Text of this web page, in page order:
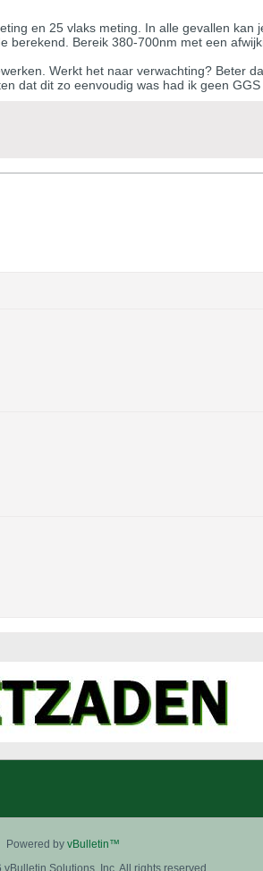
en 25 vlaks meting. In alle gevallen
berekend. Bereik 380-700nm met een
Werkt het naar verwachting? Beter
dat dit zo eenvoudig was had ik geen
Powered by vBulletin™
Solutions, Inc. All rights reserved.